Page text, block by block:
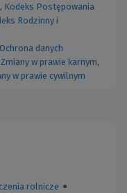
, Kodeks Postępowania
Rodzinny i
Ochrona danych
Zmiany w prawie karnym,
w prawie cywilnym
rolnicze ●